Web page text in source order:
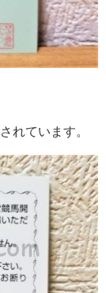
れています。